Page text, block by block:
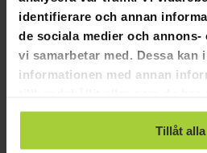
identifierare och annan
de sociala medier och
vi samarbetar med. Dessa kan
informationen med annan
använt deras tjänster.
Tillåt alla
Vid val av stavar är det lämpligt
storlekslistan för nordisk
Produktinformation:
Färg: Svart
PE, poppel, TPU
Storlek på hållarytan: 590x70